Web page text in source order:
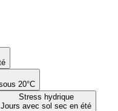
20°C
Stress hydrique
Jours avec sol sec en été